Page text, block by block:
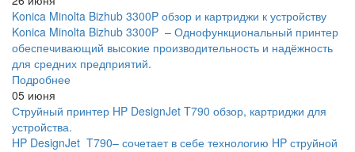
Konica Minolta Bizhub 3300P обзор и картриджи к устройству
Konica Minolta Bizhub 3300P – Однофункциональный принтер
обеспечивающий высокие производительность и надёжность
для средних предприятий.
Подробнее
05 июня
Струйный принтер HP DesignJet T790 обзор, картриджи для
устройства.
HP DesignJet T790– сочетает в себе технологию HP струйной